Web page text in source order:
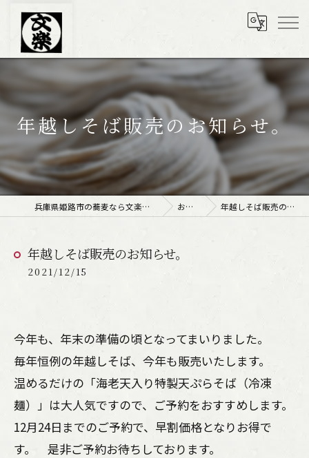
年越しそば販売のお知らせ。
兵庫県姫路市の蕎麦なら文楽皿そば 姫路駅南店 お知らせ 年越しそば販売のお知らせ。
年越しそば販売のお知らせ。
2021/12/15
今年も、年末の準備の頃となってまいりました。
毎年恒例の年越しそば、今年も販売いたします。
温めるだけの「海老天入り特製天ぷらそば（冷凍
麺）」は大人気ですので、ご予約をおすすめします。
12月24日までのご予約で、早割価格となりお得で
す。 是非ご予約お待ちしております。